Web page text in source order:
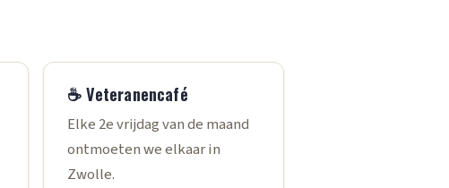
☕ Veteranencafé
Elke 2e vrijdag van de maand
ontmoeten we elkaar in
Zwolle.